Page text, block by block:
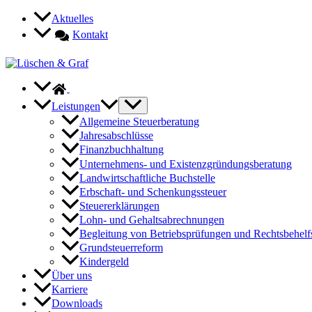
Zum
springen
Aktuelles
Kontakt
Leistungen
Allgemeine Steuerberatung
Jahresabschlüsse
Finanzbuchhaltung
Unternehmens- und Existenzgründungsberatung
Landwirtschaftliche Buchstelle
Erbschaft- und Schenkungssteuer
Steuererklärungen
Lohn- und Gehaltsabrechnungen
Begleitung von Betriebsprüfungen und
Grundsteuerreform
Kindergeld
Über uns
Karriere
Downloads